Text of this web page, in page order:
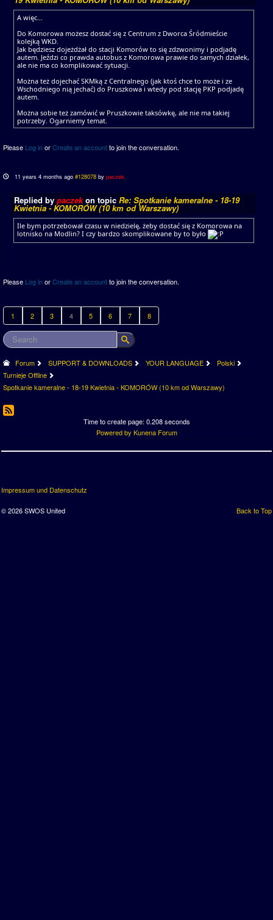
A więc...
Do Komorowa możesz dostać się z Centrum z Dworca Śródmieście
kolejką WKD.
Jak będziesz dojeżdżał do stacji Komorów to się zdzwonimy i podjadę
autem. Jeździ co prawda autobus z Komorowa prawie do samych działek,
ale nie ma co komplikować sytuacji.
Można też dojechać SKMką z Centralnego (jak ktoś chce to może i ze
Wschodniego nią jechać) do Pruszkowa i wtedy pod stację PKP podjadę
autem.
Można sobie też zamówić w Pruszkowie taksówkę, ale nie ma takiej
potrzeby. Ogarniemy temat.
Please Log inorCreate an accountto join the conversation.
11 years 4 months ago #128078 bypaczek
Replied by paczekon topic Re: Spotkanie kameralne - 18-19
Kwietnia - KOMORÓW (10 km od Warszawy)
Ile bym potrzebował czasu w niedzielę, żeby dostać się z Komorowa na
lotnisko na Modlin? I czy bardzo skomplikowane by to było
Please Log inorCreate an accountto join the conversation.
1 2 3 4 5 6 7 8
Forum SUPPORT & DOWNLOADS YOUR LANGUAGE
Polski
Turnieje Offline
Spotkanie kameralne - 18-19 Kwietnia - KOMORÓW (10 km od Warszawy)
Time to create page: 0.208 seconds
Powered by Kunena Forum
Impressum und Datenschutz
Back to Top
© 2026 SWOS United